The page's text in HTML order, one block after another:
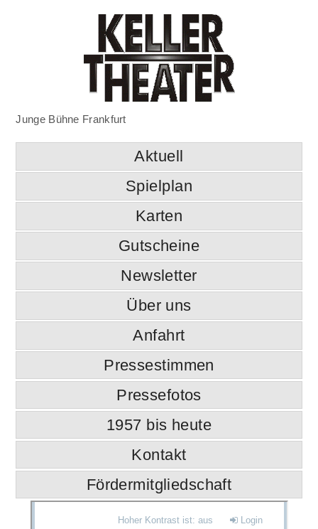
Junge Bühne Frankfurt
Aktuell
Spielplan
Karten
Gutscheine
Newsletter
Über uns
Anfahrt
Pressestimmen
Pressefotos
1957 bis heute
Kontakt
Fördermitgliedschaft